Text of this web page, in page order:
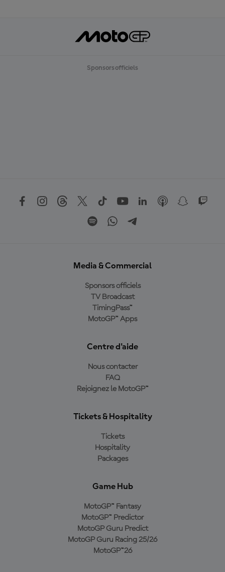
Sponsors officiels
Media & Commercial
Sponsors officiels
TV Broadcast
TimingPass™
MotoGP™ Apps
Centre d'aide
Nous contacter
FAQ
Rejoignez le MotoGP™
Tickets & Hospitality
Tickets
Hospitality
Packages
Game Hub
MotoGP™ Fantasy
MotoGP™ Predictor
MotoGP Guru Predict
MotoGP Guru Racing 25/26
MotoGP™26